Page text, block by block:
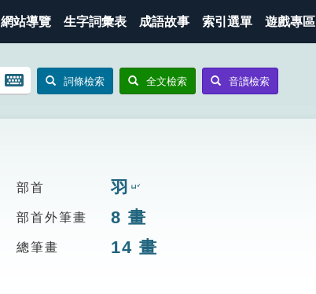
網站導覽 生字詞彙表 成語故事 索引選單 遊戲專區
開
鍵
詞條檢索 全文檢索 音讀檢索
部首 羽 ㄩˇ
部首外筆畫 8 畫
總筆畫 14 畫